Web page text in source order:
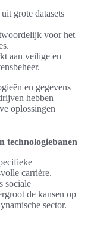
grote datasets
voor het
aan veilige en
en gegevens
hebben
oplossingen
technologiebanen
carrière.
sociale
de kansen op
sector.